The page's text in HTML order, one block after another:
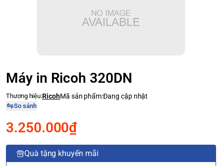
Máy in Ricoh 320DN
Thương hiệu:RicohMã sản phẩm:Đang cập nhật
So sánh
3.250.000₫
Quà tặng khuyến mãi